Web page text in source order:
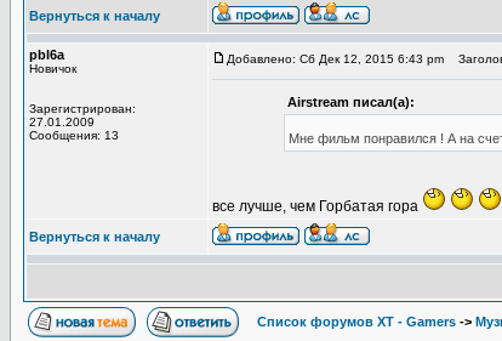
Вернуться к началу
pbl6a
Новичок
Зарегистрирован:
27.01.2009
Сообщения: 13
Добавлено: Сб Дек 12, 2015 6:43 pm
Airstream писал(а):
Мне фильм понравился ! А на
все лучше, чем Горбатая гора
Вернуться к началу
Список форумов XT - Gamers ->